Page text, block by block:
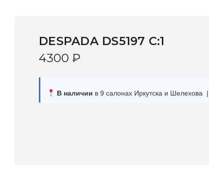
DESPADA DS5197 С:1
4300 ₽
В наличии в 9 салонах Иркутска и Шелехова |